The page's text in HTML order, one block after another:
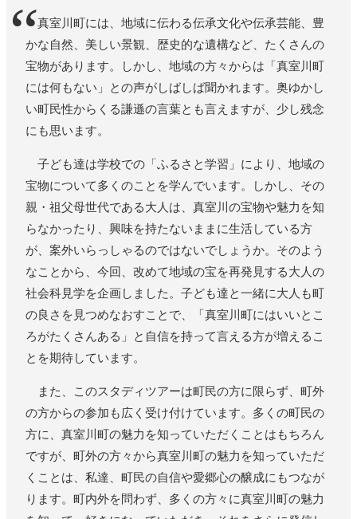
真室川町には、地域に伝わる伝承文化や伝承芸能、豊
かな自然、美しい景観、歴史的な遺構など、たくさんの
宝物があります。しかし、地域の方々からは「真室川町
には何もない」との声がしばしば聞かれます。奥ゆかし
い町民性からくる謙遜の言葉とも言えますが、少し残念
にも思います。
子ども達は学校での「ふるさと学習」により、地域の
宝物について多くのことを学んでいます。しかし、その
親・祖父母世代である大人は、真室川の宝物や魅力を知
らなかったり、興味を持たないままに生活している方
が、案外いらっしゃるのではないでしょうか。そのよう
なことから、今回、改めて地域の宝を再発見する大人の
社会科見学を企画しました。子ども達と一緒に大人も町
の良さを見つめなおすことで、「真室川町にはいいとこ
ろがたくさんある」と自信を持って言える方が増えるこ
とを期待しています。
また、このスタディツアーは町民の方に限らず、町外
の方からの参加も広く受け付けています。多くの町民の
方に、真室川町の魅力を知っていただくことはもちろん
ですが、町外の方々から真室川町の魅力を知っていただ
くことは、私達、町民の自信や愛郷心の醸成にもつなが
ります。町内外を問わず、多くの方々に真室川町の魅力